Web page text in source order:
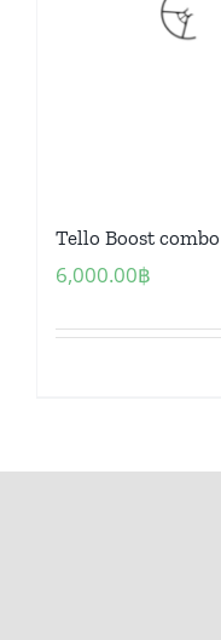
Tello Boost combo
6,000.00฿